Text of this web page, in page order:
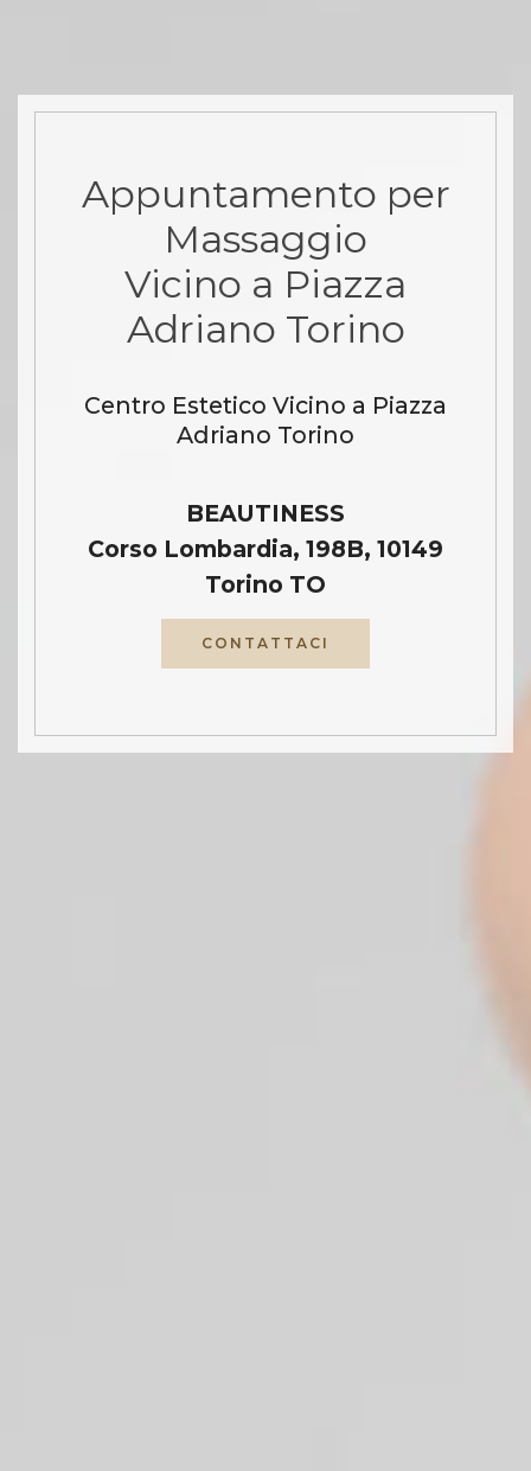
Appuntamento per
Massaggio
Vicino a Piazza
Adriano Torino
Centro Estetico Vicino a Piazza
Adriano Torino
BEAUTINESS
Corso Lombardia, 198B, 10149
Torino TO
CONTATTACI